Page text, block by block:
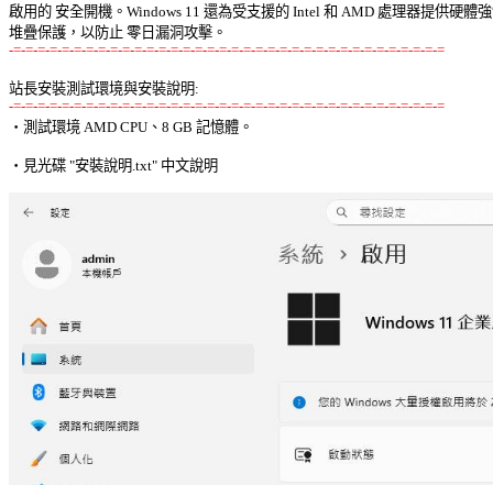
啟用的 安全開機。Windows 11 還為受支援的 Intel 和 AMD 處理器提供硬體
-=-=-=-=-=-=-=-=-=-=-=-=-=-=-=-=-=-=-=-=-=-=-=-=-=-=-=-=-=-=-=-=-=-=-=-=
站長安裝測試環境與安裝說明:
-=-=-=-=-=-=-=-=-=-=-=-=-=-=-=-=-=-=-=-=-=-=-=-=-=-=-=-=-=-=-=-=-=-=-=-=
‧測試環境 AMD CPU、8 GB 記憶體。
‧見光碟 "安裝說明.txt" 中文說明